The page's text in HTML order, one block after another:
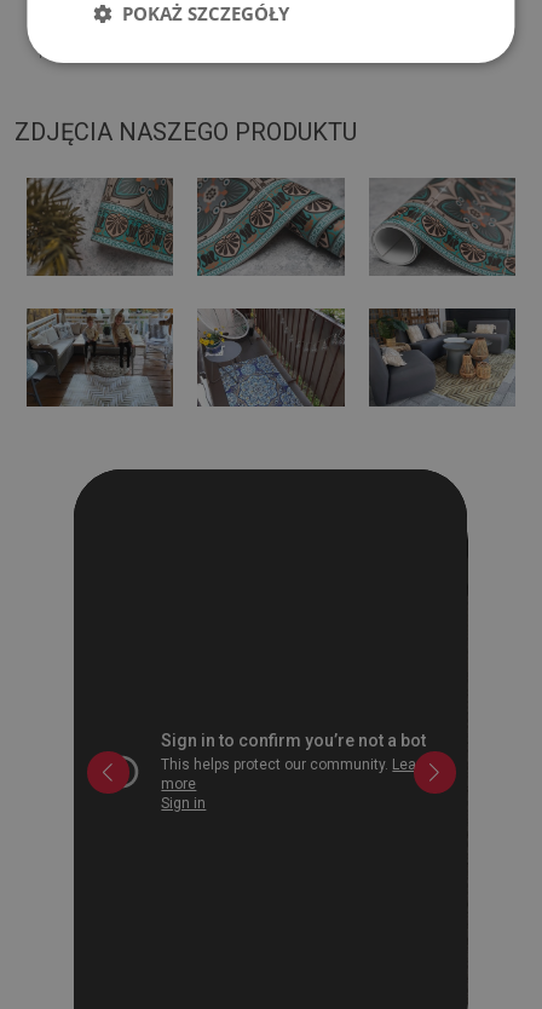
powierzchni. Po umieszczeniu na miękkiej powierzchni
może się wyginać i przesuwać.
ZDJĘCIA NASZEGO PRODUKTU
POKAŻ SZCZEGÓŁY